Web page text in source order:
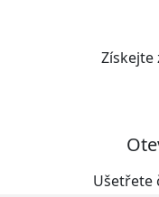
Získejte
Ušetřete